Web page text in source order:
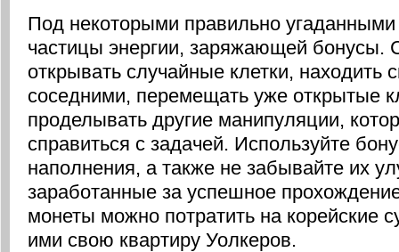
Под некоторыми правильно угаданными
частицы энергии, заряжающей
открывать случайные клетки, находить
соседними, перемещать уже открытые
проделывать другие манипуляции,
справиться с задачей. Используйте
наполнения, а также не забывайте их
заработанные за успешное
монеты можно потратить на корейские
ими свою квартиру Уолкеров.